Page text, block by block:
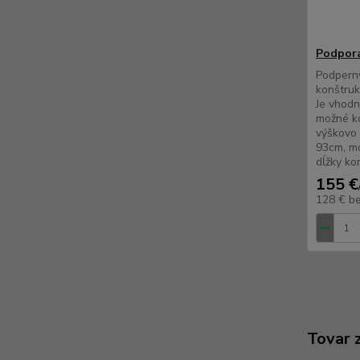
Je
možné
93cm,
dĺžky
155 €
128 €
Tovar